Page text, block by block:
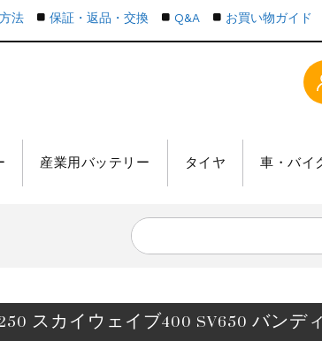
産業用バッテリー タイヤ 車・バイ
法 保証・返品・交換 Q&A お買い物ガイド
スカイウェイブ400 SV650 バンデ